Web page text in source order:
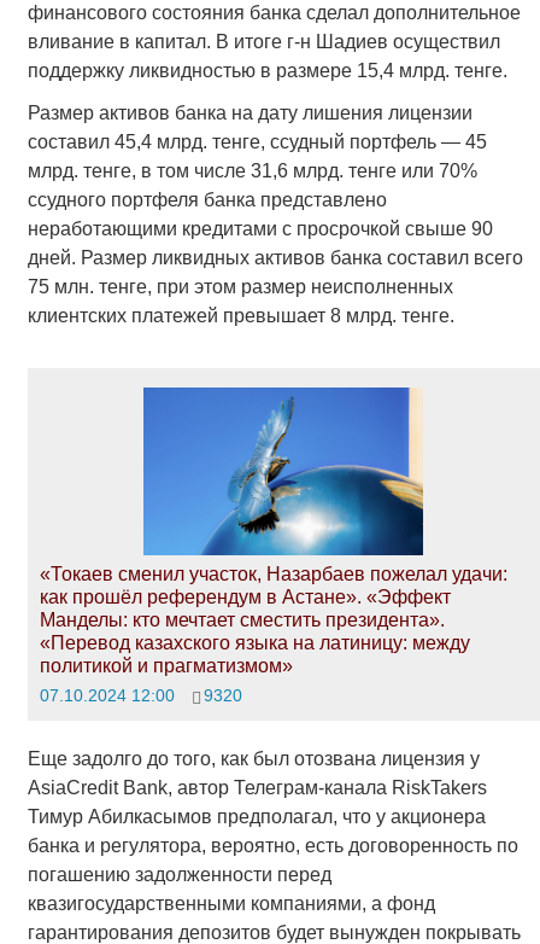
финансового состояния банка сделал дополнительное
вливание в капитал. В итоге г-н Шадиев осуществил
поддержку ликвидностью в размере 15,4 млрд. тенге.
Размер активов банка на дату лишения лицензии
составил 45,4 млрд. тенге, ссудный портфель — 45
млрд. тенге, в том числе 31,6 млрд. тенге или 70%
ссудного портфеля банка представлено
неработающими кредитами с просрочкой свыше 90
дней. Размер ликвидных активов банка составил всего
75 млн. тенге, при этом размер неисполненных
клиентских платежей превышает 8 млрд. тенге.
«Токаев сменил участок, Назарбаев пожелал удачи:
как прошёл референдум в Астане». «Эффект
Манделы: кто мечтает сместить президента».
«Перевод казахского языка на латиницу: между
политикой и прагматизмом»
07.10.2024 12:00 9320
Еще задолго до того, как был отозвана лицензия у
AsiaCredit Bank, автор Телеграм-канала RiskTakers
Тимур Абилкасымов предполагал, что у акционера
банка и регулятора, вероятно, есть договоренность по
погашению задолженности перед
квазигосударственными компаниями, а фонд
гарантирования депозитов будет вынужден покрывать